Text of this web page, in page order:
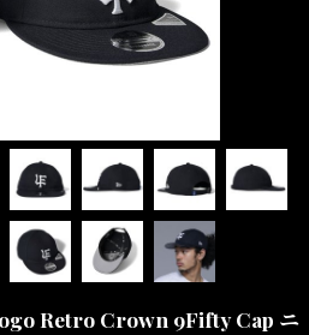
Retro Crown 9Fifty Cap ニ